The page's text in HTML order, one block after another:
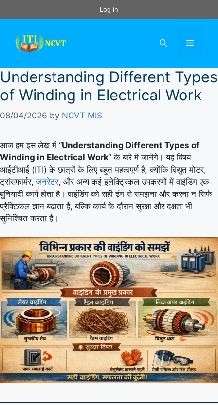
to
Log in
Menu
Understanding Different Types
of Winding in Electrical Work
08/04/2026 by NCVT MIS
आज हम इस लेख में “Understanding Different Types of
Winding in Electrical Work” के बारे में जानेंगे। यह विषय
आईटीआई (ITI) के छात्रों के लिए बहुत महत्वपूर्ण है, क्योंकि विद्युत मोटर,
ट्रांसफार्मर,जनरेटर, और अन्य कई इलेक्ट्रिकल उपकरणों में वाइंडिंग एक
बुनियादी कार्य होता है। वाइंडिंग को सही ढंग से समझना और करना न सिर्फ
प्रैक्टिकल ज्ञान बढ़ाता है, बल्कि कार्य के दौरान सुरक्षा और दक्षता भी
सुनिश्चित करता है।